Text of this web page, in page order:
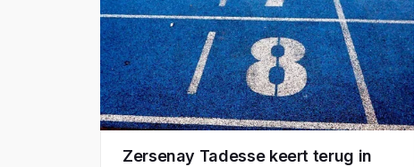
Zersenay Tadesse keert terug in